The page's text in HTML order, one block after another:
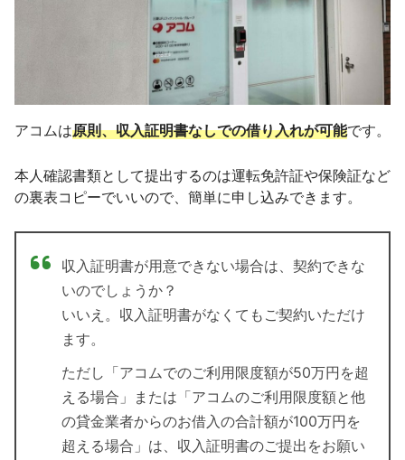
アコムは原則、収入証明書なしでの借り入れが可能です。
本人確認書類として提出するのは運転免許証や保険証など
の裏表コピーでいいので、簡単に申し込みできます。
収入証明書が用意できない場合は、契約できな
いのでしょうか？
いいえ。収入証明書がなくてもご契約いただけ
ます。
ただし「アコムでのご利用限度額が50万円を超
える場合」または「アコムのご利用限度額と他
の貸金業者からのお借入の合計額が100万円を
超える場合」は、収入証明書のご提出をお願い